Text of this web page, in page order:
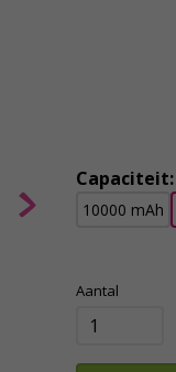
Capaciteit:
10000 mAh
Aantal